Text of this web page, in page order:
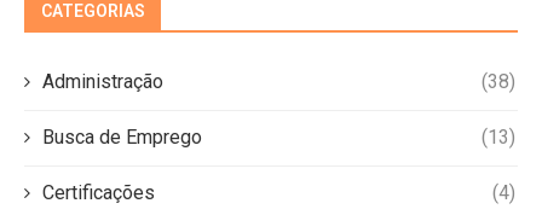
CATEGORIAS
Administração (38)
Busca de Emprego (13)
Certificações (4)